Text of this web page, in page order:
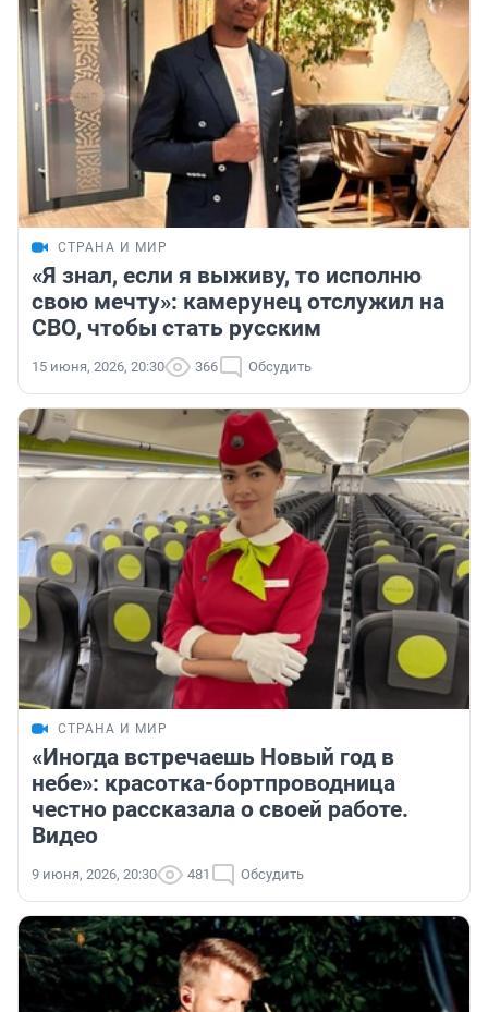
СТРАНА И МИР
«Я знал, если я выживу, то исполню
свою мечту»: камерунец отслужил на
СВО, чтобы стать русским
15 июня, 2026, 20:30 366 Обсудить
СТРАНА И МИР
«Иногда встречаешь Новый год в
небе»: красотка-бортпроводница
честно рассказала о своей работе.
Видео
9 июня, 2026, 20:30 481 Обсудить